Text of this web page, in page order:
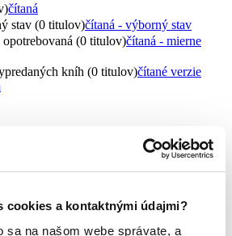
cookies a kontaktnými údajmi?
sa na našom webe správate, a
čítaná
stav (0 titulov)čítaná - výborný stav
opotrebovaná (0 titulov)čítaná - mierne
kníh (0 titulov)čítané verzie